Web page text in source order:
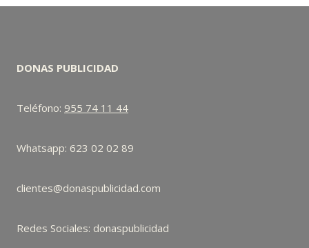
DONAS PUBLICIDAD
Teléfono: 955 74 11 44
Whatsapp: 623 02 02 89
clientes@donaspublicidad.com
Redes Sociales: donaspublicidad